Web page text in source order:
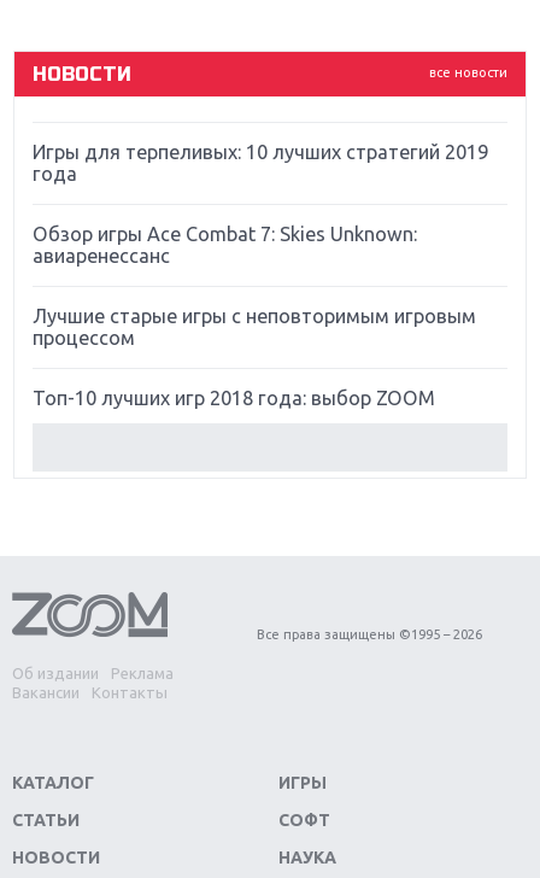
все новости
НОВОСТИ
Far Cry 5: хвалить нельзя ругать
Игры для терпеливых: 10 лучших стратегий 2019
года
Обзор игры Ace Combat 7: Skies Unknown:
авиаренессанс
Лучшие старые игры с неповторимым игровым
процессом
Топ-10 лучших игр 2018 года: выбор ZOOM
Обзор игры Forza Horizon 4: вершина эволюции
Две важных новинки для консолей: Spider-Man и
Divinity Original Sin 2
Switch
Обзор игры The Crew 2: покорение Америки
Об издании
Реклама
Вакансии
Контакты
Все права защищены ©1995 – 2026
КАТАЛОГ
СТАТЬИ
НОВОСТИ
ИГРЫ
СОФТ
НАУКА